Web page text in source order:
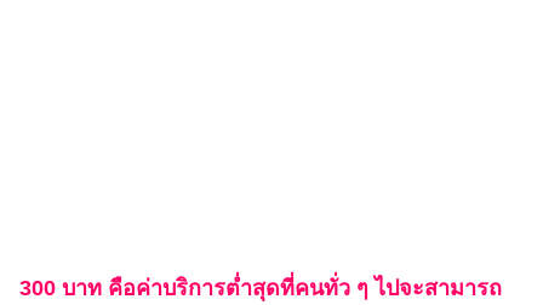
300 บาท คือค่าบริการต่ำสุดที่คนทั่ว ๆ ไปจะสามารถ